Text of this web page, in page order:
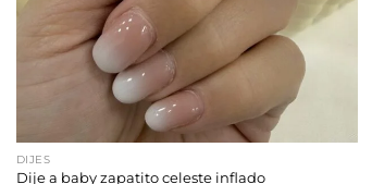
DIJES
Dije a baby zapatito celeste inflado